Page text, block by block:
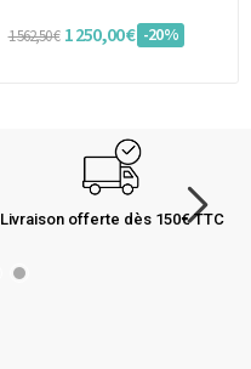
1 562,50 € 1 250,00 € -20%
Livraison offerte dès 150€ TTC